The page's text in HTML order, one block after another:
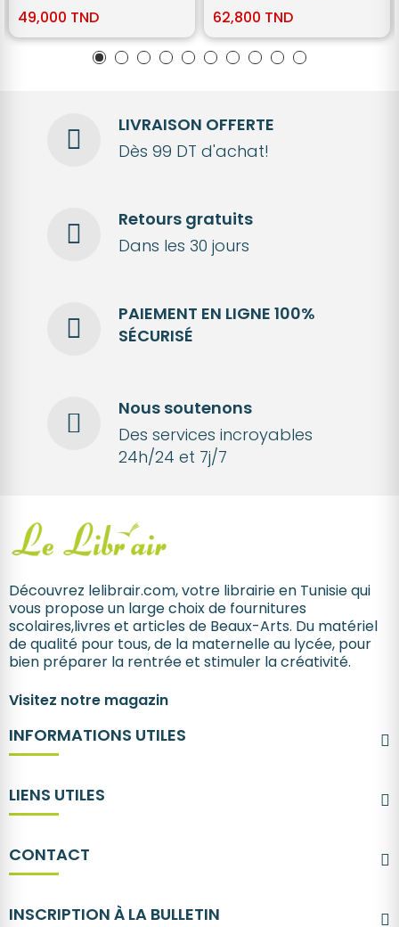
49,000 TND 62,800 TND
LIVRAISON OFFERTE
Dès 99 DT d'achat!
Retours gratuits
Dans les 30 jours
PAIEMENT EN LIGNE 100%
SÉCURISÉ
Nous soutenons
Des services incroyables
24h/24 et 7j/7
Découvrez lelibrair.com, votre librairie en Tunisie qui
vous propose un large choix de fournitures
scolaires,livres et articles de Beaux-Arts. Du matériel
de qualité pour tous, de la maternelle au lycée, pour
bien préparer la rentrée et stimuler la créativité.
Visitez notre magazin
INFORMATIONS UTILES
LIENS UTILES
CONTACT
INSCRIPTION À LA BULLETIN